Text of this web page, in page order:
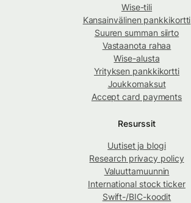
Wise-tili
Kansainvälinen pankkikortti
Suuren summan siirto
Vastaanota rahaa
Wise-alusta
Yrityksen pankkikortti
Joukkomaksut
Accept card payments
Resurssit
Uutiset ja blogi
Research privacy policy
Valuuttamuunnin
International stock ticker
Swift-/BIC-koodit